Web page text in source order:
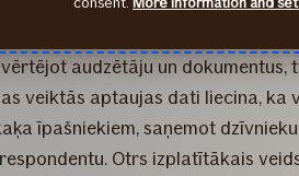
par mājdzīvnieku īpašnieku
audzētāju un
veiktās aptaujas dati liecina, ka
īpašniekiem, saņemot
Otrs izplatītākais